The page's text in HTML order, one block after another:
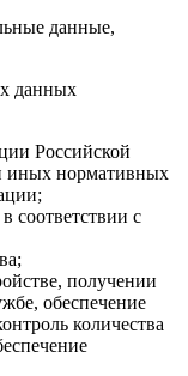
данные,
данных
Российской
иных нормативных
соответствии с
получении
обеспечение
количества